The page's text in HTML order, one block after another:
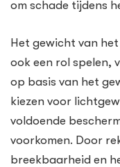
om schade tijdens
Het gewicht van
ook een rol spelen,
op basis van het
kiezen voor
voldoende
voorkomen. Door
breekbaarheid en